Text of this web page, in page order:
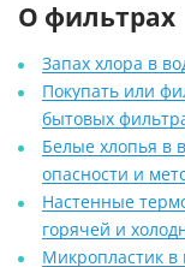
О фильтрах
Запах хлора в
Покупать или
бытовых
Белые хлопья в
опасности и
Настенные
горячей и
Микропластик в